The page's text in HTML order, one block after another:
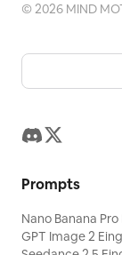
©2026 MIND
Prompts
Nano Banana
GPT Image 2